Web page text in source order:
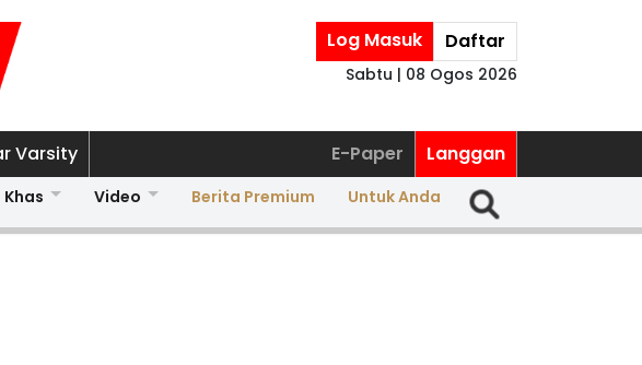
Log Masuk Daftar
Sabtu | 08 Ogos 2026
Varsity E-Paper Langgan
Khas Video Berita Premium Untuk Anda